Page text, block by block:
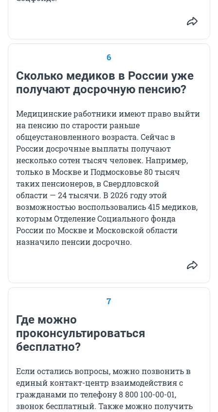
6
Сколько медиков в России уже
получают досрочную пенсию?
Медицинские работники имеют право выйти
на пенсию по старости раньше
общеустановленного возраста. Сейчас в
России досрочные выплаты получают
несколько сотен тысяч человек. Например,
только в Москве и Подмосковье80 тысяч
таких пенсионеров, в Свердловской
области — 24 тысячи. В 2026 году этой
возможностью воспользовались 415 медиков,
которым Отделение Социального фонда
России по Москве и Московской области
назначило пенсии досрочно.
7
Где можно
проконсультироваться
бесплатно?
Если остались вопросы, можно позвонить в
единый контакт-центр взаимодействия с
гражданами по телефону8 800 100-00-01,
звонок бесплатный. Также можно получить